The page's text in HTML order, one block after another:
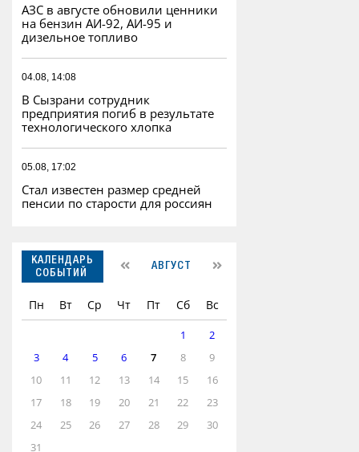
АЗС в августе обновили ценники
на бензин АИ-92, АИ-95 и
дизельное топливо
04.08, 14:08
В Сызрани сотрудник
предприятия погиб в результате
технологического хлопка
05.08, 17:02
Стал известен размер средней
пенсии по старости для россиян
КАЛЕНДАРЬ
СОБЫТИЙ
АВГУСТ
Пн Вт Ср Чт Пт Сб Вс
1
2
3
4 5 6 7 8
9
10
11 12 13 14 15
16
17
18 19 20 21 22
23
24
25 26 27 28 29
30
31